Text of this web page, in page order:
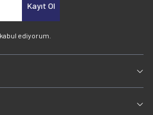
Kayıt Ol
ediyorum.